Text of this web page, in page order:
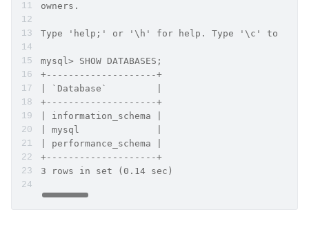
owners.
Type 'help;' or '\h' for help. Type '\c' to clear
mysql> SHOW DATABASES;
+--------------------+
| `Database`         |
+--------------------+
| information_schema |
| mysql              |
| performance_schema |
+--------------------+
3 rows in set (0.14 sec)